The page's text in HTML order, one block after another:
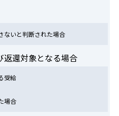
ないと判断された場合
返還対象となる場合
受給
場合